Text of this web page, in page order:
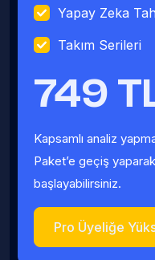
Yapay Zeka
Takım Serileri
749
Kapsamlı analiz
Paket’e geçiş
başlayabilirsiniz.
Pro Üyeliğe